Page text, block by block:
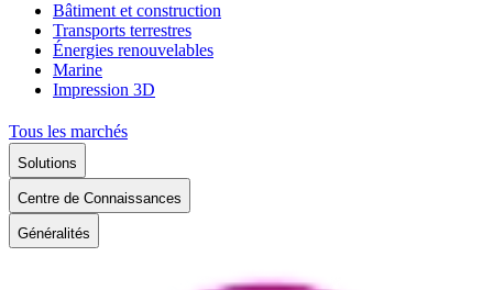
Bâtiment et construction
Transports terrestres
Énergies renouvelables
Marine
Impression 3D
Tous les marchés
Solutions
Centre de Connaissances
Généralités